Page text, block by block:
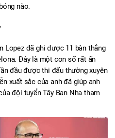
nào.
Lopez đã ghi được 11 bàn thắng
Đây là một con số rất ấn
đầu được thi đấu thường xuyên
xuất sắc của anh đã giúp anh
đội tuyển Tây Ban Nha tham